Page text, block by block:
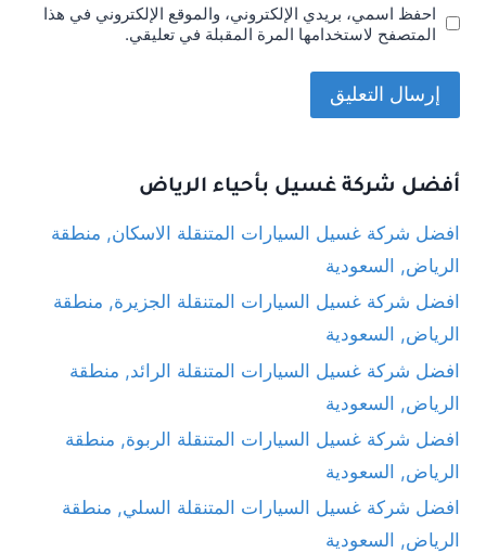
احفظ اسمي، بريدي الإلكتروني، والموقع الإلكتروني في هذا
المتصفح لاستخدامها المرة المقبلة في تعليقي.
أفضل شركة غسيل بأحياء الرياض
افضل شركة غسيل السيارات المتنقلة الاسكان, منطقة
الرياض, السعودية
افضل شركة غسيل السيارات المتنقلة الجزيرة, منطقة
الرياض, السعودية
افضل شركة غسيل السيارات المتنقلة الرائد, منطقة
الرياض, السعودية
افضل شركة غسيل السيارات المتنقلة الربوة, منطقة
الرياض, السعودية
افضل شركة غسيل السيارات المتنقلة السلي, منطقة
الرياض, السعودية